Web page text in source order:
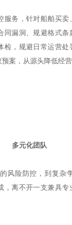
服务，针对船舶买卖
同漏洞、规避格式条
检，规避日常运营处
案，从源头降低经营
多元化团队
风险防控，到复杂
，离不开一支兼具专